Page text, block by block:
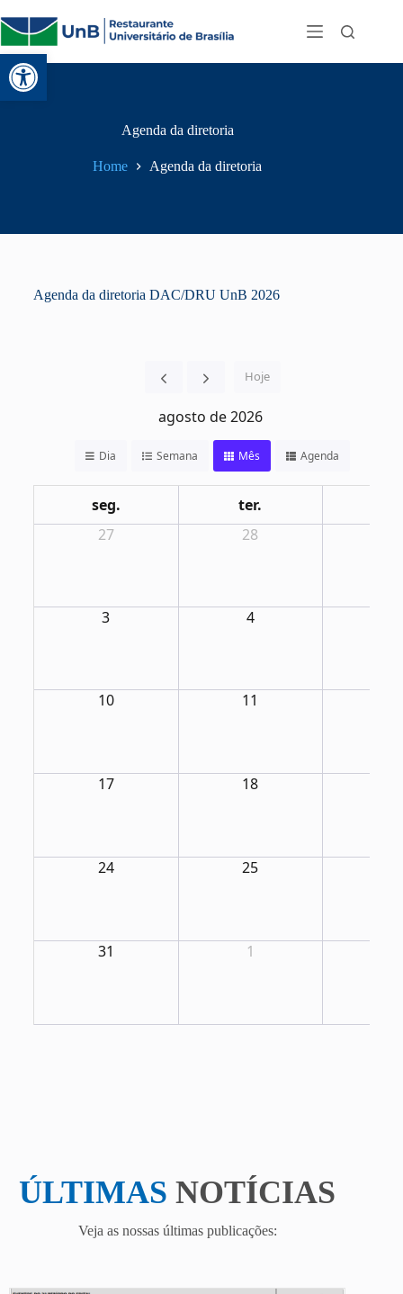
Abrir a barra de ferramentas
Agenda da diretoria
Home Agenda da diretoria
Agenda da diretoria DAC/DRU UnB 2026
Hoje
agosto de 2026
Dia Semana Mês Agenda
seg. ter.
27
28
3 4
10 11
17 18
24 25
31 1
ÚLTIMAS NOTÍCIAS
Veja as nossas últimas publicações: